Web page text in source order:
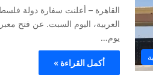
القاهرة – أعلنت سفارة دولة
العربية، اليوم السبت. عن فتح
يوم…
أكمل القراءة »